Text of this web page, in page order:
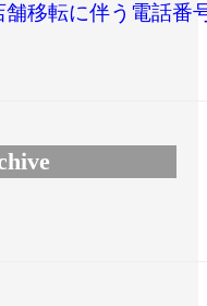
舗移転に伴う電話番